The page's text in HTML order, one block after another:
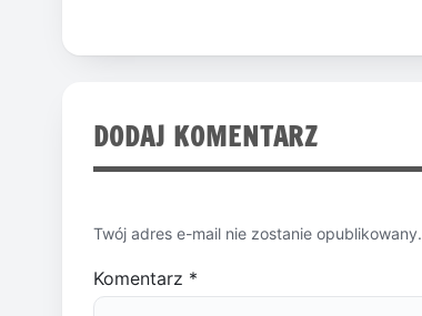
DODAJ KOMENTARZ
Twój adres e-mail nie zostanie opublikowany.
Komentarz *